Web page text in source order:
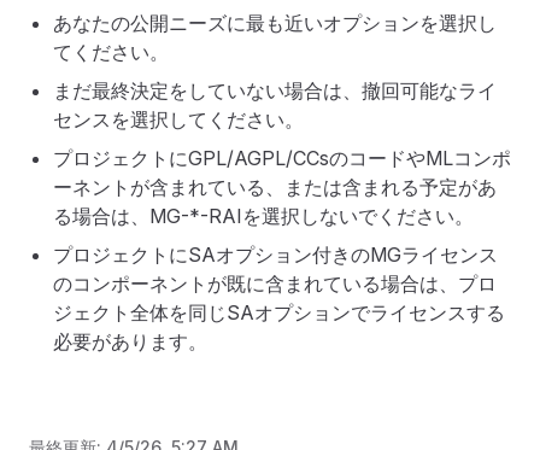
あなたの公開ニーズに最も近いオプションを選択し
てください。
まだ最終決定をしていない場合は、撤回可能なライ
センスを選択してください。
プロジェクトにGPL/AGPL/CCsのコードやMLコンポ
ーネントが含まれている、または含まれる予定があ
る場合は、MG-*-RAIを選択しないでください。
プロジェクトにSAオプション付きのMGライセンス
のコンポーネントが既に含まれている場合は、プロ
ジェクト全体を同じSAオプションでライセンスする
必要があります。